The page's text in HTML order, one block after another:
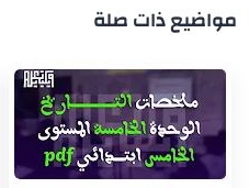
مواضيع ذات صلة